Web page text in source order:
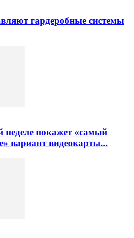
гардеробные системы
неделе покажет «самый
вариант видеокарты...